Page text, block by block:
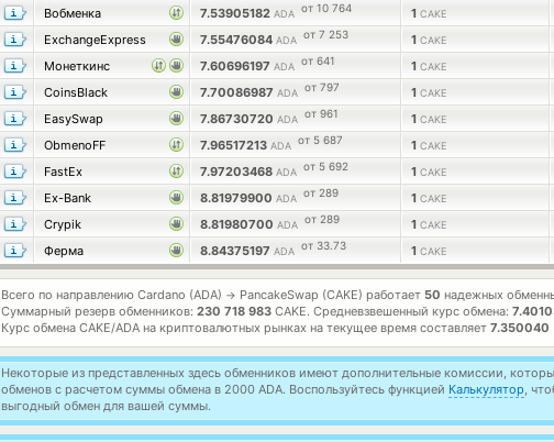
Вобменка
7.53905182 ADA от 10 764 1 CAKE
ExchangeExpress
7.55476084 ADA от 7 253 1 CAKE
Монеткинс
7.60696197 ADA от 641 1 CAKE
CoinsBlack
7.70086987 ADA от 797 1 CAKE
EasySwap
7.86730720 ADA от 961 1 CAKE
ObmenoFF
7.96517213 ADA от 5 687 1 CAKE
FastEx
7.97203468 ADA от 5 692 1 CAKE
Ex-Bank
8.81979900 ADA от 289 1 CAKE
Crypik
8.81980700 ADA от 289 1 CAKE
Ферма
8.84375197 ADA от 33.73 1 CAKE
Всего по направлению Cardano (ADA) → PancakeSwap (CAKE) работает 50 надежных
Суммарный резерв обменников: 230 718 983 CAKE. Средневзвешенный курс обмена:
Курс обмена CAKE/ADA на криптовалютных рынках на текущее время составляет 7.350040
Некоторые из представленных здесь обменников имеют дополнительные комиссии,
обменов с расчетом суммы обмена в 2000 ADA. Воспользуйтесь функцией Калькулятор,
выгодный обмен для вашей суммы.